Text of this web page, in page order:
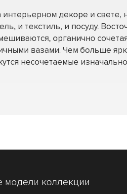
интерьерном декоре и свете,
и текстиль, и посуду.
органично
вазами. Чем больше
несочетаемые
модели коллекции